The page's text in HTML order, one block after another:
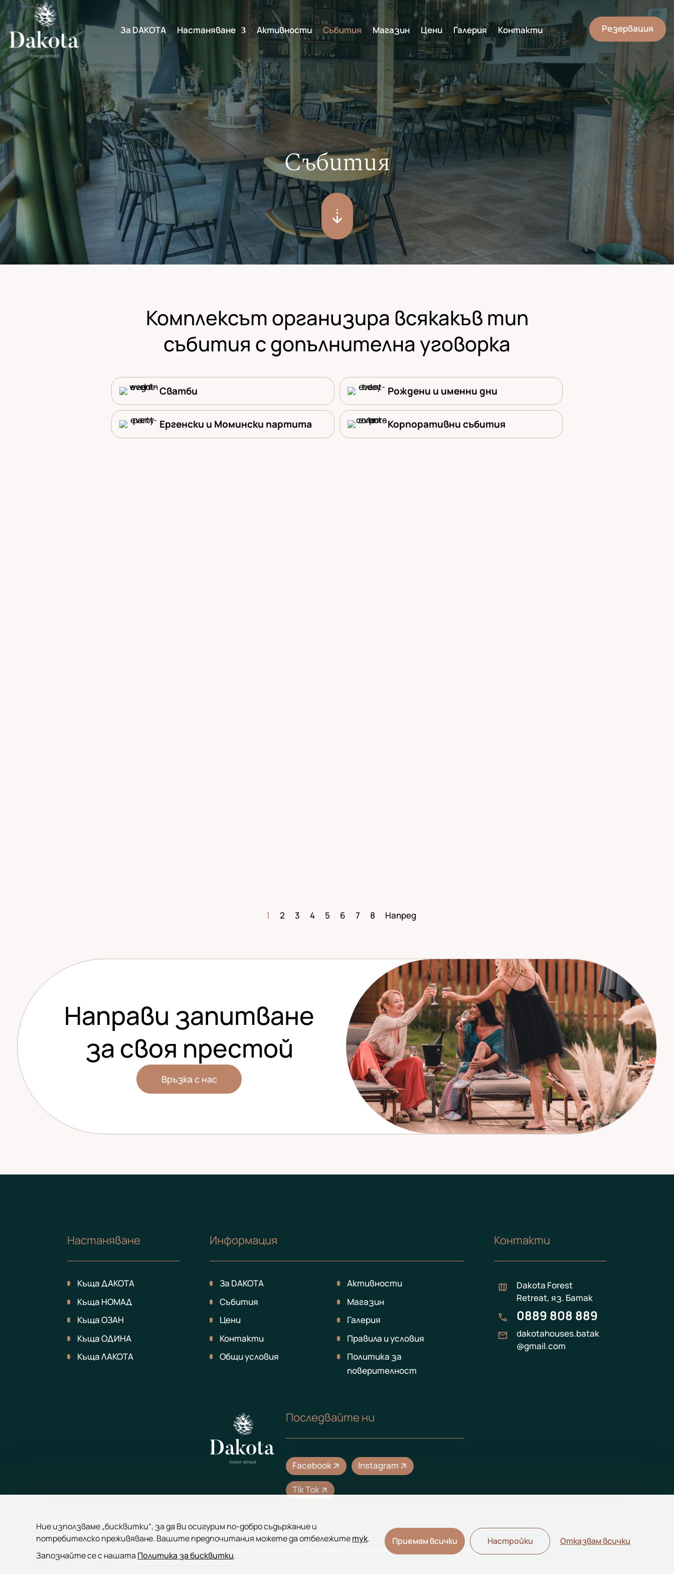
За DAKOTA Настаняване Активности Събития Магазин Цени Галерия Контакти Резервация
Събития
arrow_cool_down
Комплексът организира всякакъв тип
събития с допълнителна уговорка
Сватби Рождени и именни дни
Ергенски и Момински партита Корпоративни събития
1 2 3 4 5 6 7 8 Напред
Направи запитване
за своя престой
Връзка с нас
Настаняване
Къща ДАКОТА
Къща НОМАД
Къща ОЗАН
Къща ОДИНА
Къща ЛАКОТА
Информация
За DAKOTA
Активности
Събития
Магазин
Цени
Галерия
Контакти
Правила и условия
Общи условия
Политика за
поверителност
Последвайте ни
Facebookarrow_outward Instagram arrow_outward
Tik Tokarrow_outward
Контакти
map
Dakota Forest
Retreat, яз. Батак
call 0889 808 889
mail
dakotahouses.batak
@gmail.com
| Изработка на уебсайт от Alpha Best
Ние използваме „бисквитки“, за да Ви осигурим по-добро съдържание и
потребителско преживяване. Вашите предпочитания можете да отбележитетук.
Запознайте се с нашата Политика за бисквитки.
Приемам всички Отказвам всички
Настройки